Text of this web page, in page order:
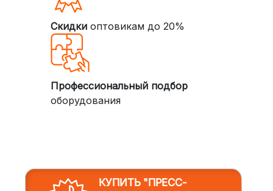
Скидкиоптовикам до 20%
Профессиональный подбор
оборудования
КУПИТЬ "ПРЕСС-